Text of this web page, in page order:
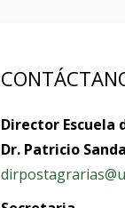
Director Escuela
Dr. Patricio